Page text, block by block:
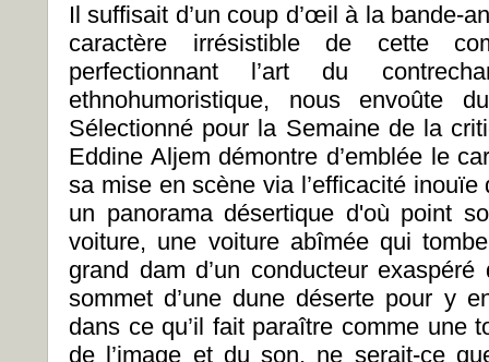
Il suffisait d’un coup d’œil à la bande-
caractère irrésistible de cette
perfectionnant l’art du
ethnohumoristique, nous envoûte
Sélectionné pour la Semaine de la
Eddine Aljem démontre d’emblée le
sa mise en scène via l’efficacité
un panorama désertique d'où point
voiture, une voiture abîmée qui
grand dam d’un conducteur
sommet d’une dune déserte pour y
dans ce qu’il fait paraître comme une
de l’image et du son, ne serait-ce